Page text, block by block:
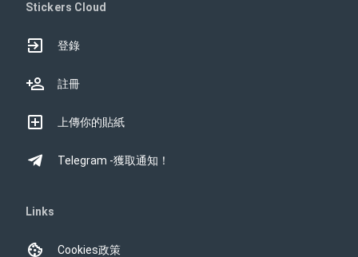
Stickers Cloud
登錄
註冊
上傳你的貼紙
Telegram -獲取通知！
Links
Cookies政策